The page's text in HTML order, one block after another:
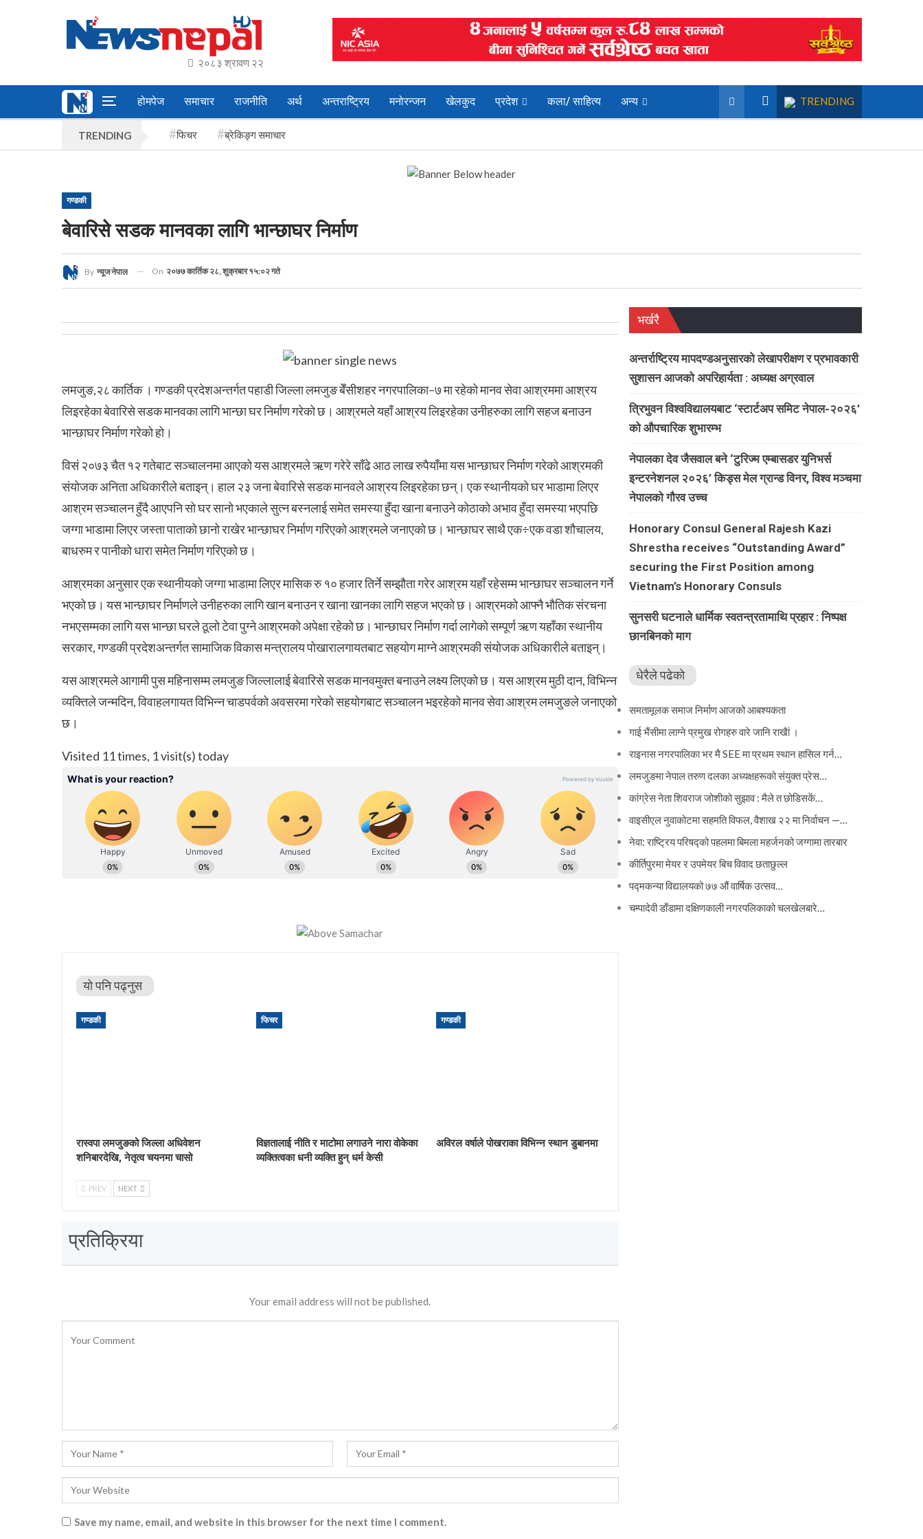
२०८३ श्रावण २२
होमपेज समाचार राजनीति अर्थ अन्तराष्ट्रिय मनोरन्जन खेलकुद प्रदेश कला/ साहित्य अन्य TRENDING
TRENDING फिचर ब्रेकिङ्ग समाचार
गण्डकी
बेवारिसे सडक मानवका लागि भान्छाघर निर्माण
By न्यूज नेपाल On २०७७ कार्तिक २८, शुक्रबार १५:०२ गते
लमजुङ,२८ कार्तिक । गण्डकी प्रदेशअन्तर्गत पहाडी जिल्ला लमजुङ बेँसीशहर नगरपालिका–७ मा रहेको मानव सेवा आश्रममा आश्रय
लिइरहेका बेवारिसे सडक मानवका लागि भान्छा घर निर्माण गरेको छ। आश्रमले यहाँ आश्रय लिइरहेका उनीहरुका लागि सहज बनाउन
भान्छाघर निर्माण गरेको हो।
विसं २०७३ चैत १२ गतेबाट सञ्चालनमा आएको यस आश्रमले ऋण गरेरे साँढे आठ लाख रुपैयाँमा यस भान्छाघर निर्माण गरेको आश्रमकी
संयोजक अनिता अधिकारीले बताइन्। हाल २३ जना बेवारिसे सडक मानवले आश्रय लिइरहेका छन्। एक स्थानीयको घर भाडामा लिएर
आश्रम सञ्चालन हुँदै आएपनि सो घर सानो भएकाले सुत्न बस्नलाई समेत समस्या हुँदा खाना बनाउने कोठाको अभाव हुँदा समस्या भएपछि
जग्गा भाडामा लिएर जस्ता पाताको छानो राखेर भान्छाघर निर्माण गरिएको आश्रमले जनाएको छ। भान्छाघर साथै एक÷एक वडा शौचालय,
बाधरुम र पानीको धारा समेत निर्माण गरिएको छ।
आश्रमका अनुसार एक स्थानीयको जग्गा भाडामा लिएर मासिक रु १० हजार तिर्ने सम्झौता गरेर आश्रम यहाँ रहेसम्म भान्छाघर सञ्चालन गर्ने
भएको छ। यस भान्छाघर निर्माणले उनीहरुका लागि खान बनाउन र खाना खानका लागि सहज भएको छ। आश्रमको आफ्नै भौतिक संरचना
नभएसम्मका लागि यस भान्छा घरले ठूलो टेवा पुग्ने आश्रमको अपेक्षा रहेको छ। भान्छाघर निर्माण गर्दा लागेको सम्पूर्ण ऋण यहाँका स्थानीय
सरकार, गण्डकी प्रदेशअन्तर्गत सामाजिक विकास मन्त्रालय पोखारालगायतबाट सहयोग माग्ने आश्रमकी संयोजक अधिकारीले बताइन्।
यस आश्रमले आगामी पुस महिनासम्म लमजुङ जिल्लालाई बेवारिसे सडक मानवमुक्त बनाउने लक्ष्य लिएको छ। यस आश्रम मुठी दान, विभिन्न
व्यक्तिले जन्मदिन, विवाहलगायत विभिन्न चाडपर्वको अवसरमा गरेको सहयोगबाट सञ्चालन भइरहेको मानव सेवा आश्रम लमजुङले जनाएको
छ।
Visited 11 times, 1 visit(s) today
यो पनि पढ्नुस
गण्डकी
रास्वपा लमजुङको जिल्ला अधिवेशन
शनिबारदेखि, नेतृत्व चयनमा चासो
फिचर
विज्ञतालाई नीति र माटोमा लगाउने नारा वाेकेका
व्यक्तित्वका धनी व्यक्ति हुन् धर्म केसी
गण्डकी
अविरल वर्षाले पोखराका विभिन्न स्थान डुबानमा
PREV NEXT
प्रतिक्रिया
Your email address will not be published.
Save my name, email, and website in this browser for the next time I comment.
भर्खरै
अन्तर्राष्ट्रिय मापदण्डअनुसारको लेखापरीक्षण र प्रभावकारी
सुशासन आजको अपरिहार्यता : अध्यक्ष अग्रवाल
त्रिभुवन विश्वविद्यालयबाट ‘स्टार्टअप समिट नेपाल-२०२६’
को औपचारिक शुभारम्भ
नेपालका देव जैसवाल बने ‘टुरिज्म एम्बासडर युनिभर्स
इन्टरनेशनल २०२६’ किड्स मेल ग्रान्ड विनर, विश्व मञ्चमा
नेपालको गौरव उच्च
Honorary Consul General Rajesh Kazi
Shrestha receives “Outstanding Award”
securing the First Position among
Vietnam’s Honorary Consuls
सुनसरी घटनाले धार्मिक स्वतन्त्रतामाथि प्रहार : निष्पक्ष
छानबिनको माग
धेरैले पढेको
समतामूलक समाज निर्माण आजको आबश्यकता
गाई भैंसीमा लाग्ने प्रमुख रोगहरु वारे जानि राखैां ।
राइनास नगरपालिका भर मै SEE मा प्रथम स्थान हासिल गर्न…
लमजुङमा नेपाल तरुण दलका अध्यक्षहरूको संयुक्त प्रेस…
कांग्रेस नेता शिवराज जोशीको सुझाव : मैले त छोडिसकें…
वाइसीएल नुवाकोटमा सहमति विफल, वैशाख २२ मा निर्वाचन —…
नेवा: राष्ट्रिय परिषद्को पहलमा बिमला महर्जनको जग्गामा तारबार
कीर्तिपुरमा मेयर र उपमेयर बिच विवाद छताछुल्ल
पद्मकन्या विद्यालयको ७७ औं ‌‌वार्षिक ‌उत्सव…
चम्पादेवी डाँडामा दक्षिणकाली नगरपलिकाको चलखेलबारे…